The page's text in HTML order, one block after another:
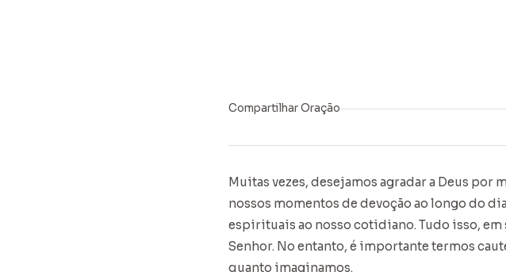
Compartilhar Oração
Muitas vezes, desejamos agradar a Deus
nossos momentos de devoção ao longo do
espirituais ao nosso cotidiano. Tudo isso, em
Senhor. No entanto, é importante termos
quanto imaginamos.